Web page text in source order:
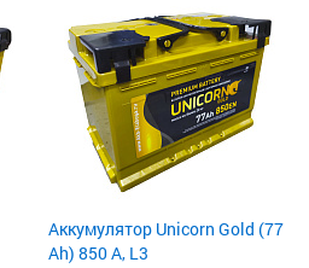
Аккумулятор Unicorn Gold (77
Ah) 850 А, L3